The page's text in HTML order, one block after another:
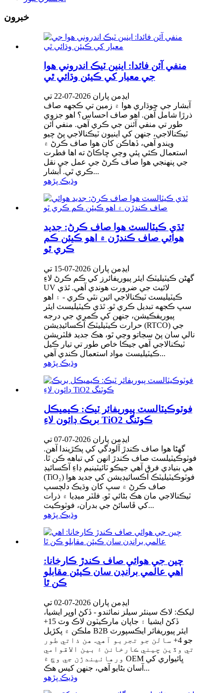
خبرون
منفي آئن فائدا: اينين ​​ٽيڪ اندروني هوا
جي معيار کي ڪيئن وڌائي ٿي
ايڊمن پاران 2026-07-22 تي
آبشار جي چوڌاري هوا ۾ زمين تي ڪجهه صاف
ذرڙا شامل آهن. اهو صاف احساس؟ اهو جزوي
طور تي منفي آئنن جي ڪري آهي. منفي آئن
ٽيڪنالاجي، جنهن کي اينيون ٽيڪنالاجي پڻ چيو
ويندو آهي، ڏهاڪن کان هوا صاف ڪرڻ ۾
استعمال ڪئي پئي وڃي ڇاڪاڻ ته اها فطرت
جي پنهنجي هوا صاف ڪرڻ جي عمل جي نقل
ڪري ٿي. آبشار...
وڌيڪ پڙهو
ٿڌي ڪيٽالسٽ هوا صاف ڪرڻ: جديد
هوائي صاف ڪندڙن ۾ اهو ڪيئن ڪم
ڪري ٿو
ايڊمن پاران 2026-07-15 تي
گھڻن ڪيٽيليٽڪ ايئر پيوريفائرز کي ڪم ڪرڻ لاءِ
UV لائيٽ جي ضرورت هوندي آهي. ٿڌي
ڪيٽيليسٽ ٽيڪنالاجي ائين نٿي ڪري - ۽ اهو
سڀ ڪجهه تبديل ڪري ٿو. ٿڌي ڪيٽيليسٽ ايئر
پيوريفڪيشن، جنهن کي ڪمري جي درجه
حرارت ڪيٽيليٽڪ آڪسائيڊيشن (RTCO) جي
نالي سان پڻ سڃاتو وڃي ٿو، هڪ جديد فلٽريشن
ٽيڪنالاجي آهي جيڪا خاص طور تي تيار ڪيل
ڪيٽيليسٽ مواد استعمال ڪندي آهي...
وڌيڪ پڙهو
فوٽوڪيٽالسٽ پيوريفائر ٽيڪ: ڪيميڪل
بريڪ ڊائون لاءِ TiO2 ڪوٽنگ
ايڊمن پاران 2026-07-07 تي
گھڻا هوا صاف ڪندڙ آلودگي کي پڪڙيندا آهن.
فوٽوڪيٽيلسٽ صاف ڪندڙ انهن کي تباهه ڪن ٿا.
هي بنيادي فرق آهي جيڪو ٽائيٽينيم ڊاءِ آڪسائيڊ
(TiO₂) فوٽوڪيٽيليٽڪ آڪسائيڊيشن کي جديد هوا
صاف ڪرڻ ۾ سڀ کان وڌيڪ دلچسپ
ٽيڪنالاجي مان هڪ بڻائي ٿو. فلٽر ميڊيا ۾ ذرات
کي ڦاسائڻ جي بدران، فوٽوڪيٽ...
وڌيڪ پڙهو
چين جي هوائي صاف ڪندڙ ڪارخانا:
اهي عالمي برانڊن سان ڪيئن مقابلو
ڪن ٿا
ايڊمن پاران 2026-07-02 تي
ليکڪ: لاڪ سينئر سيلز نمائندو - ڏکڻ اوڀر ايشيا،
ڏکڻ ايشيا ۽ جاپان مارڪيٽون لاڪ وٽ 15+
ملڪن ۾ پکڙيل B2B ايئر پيوريفائر ايڪسپورٽ
جو 4+ سالن جو تجربو آهي. هن ذاتي طور
تي وڏين چيني ڪارخانن ۽ بين الاقوامي
ورهائيندڙن جي وچ ۾ OEM ڀائيواري کي
آسان بڻايو آهي، جنهن کيس هڪ...
وڌيڪ پڙهو